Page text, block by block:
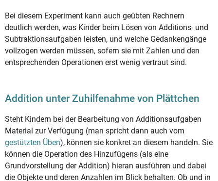
Bei diesem Experiment kann auch geübten Rechnern
deutlich werden, was Kinder beim Lösen von Additions- und
Subtraktionsaufgaben leisten, und welche Gedankengänge
vollzogen werden müssen, sofern sie mit Zahlen und den
entsprechenden Operationen erst wenig vertraut sind.
Addition unter Zuhilfenahme von Plättchen
Steht Kindern bei der Bearbeitung von Additionsaufgaben
Material zur Verfügung (man spricht dann auch vom
gestützten Üben), können sie konkret an diesem handeln. Sie
können die Operation des Hinzufügens (als eine
Grundvorstellung der Addition) hieran ausführen und dabei
die Objekte und deren Anzahlen im Blick behalten. Ob und in